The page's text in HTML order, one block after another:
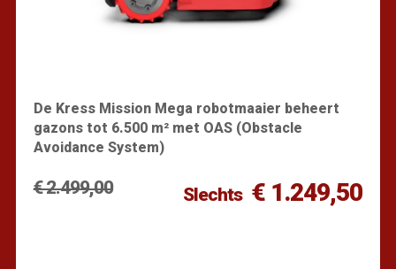
De Kress Mission Mega robotmaaier beheert
gazons tot 6.500 m² met OAS (Obstacle
Avoidance System)
€ 2.499,00 Slechts € 1.249,50